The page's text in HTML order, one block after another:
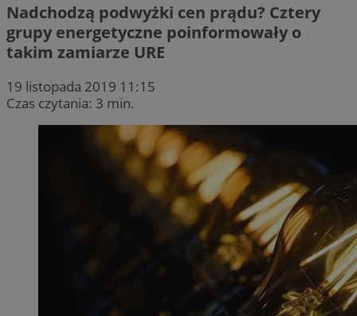
Nadchodzą podwyżki cen prądu? Cztery
grupy energetyczne poinformowały o
takim zamiarze URE
19 listopada 2019 11:15
Czas czytania: 3 min.